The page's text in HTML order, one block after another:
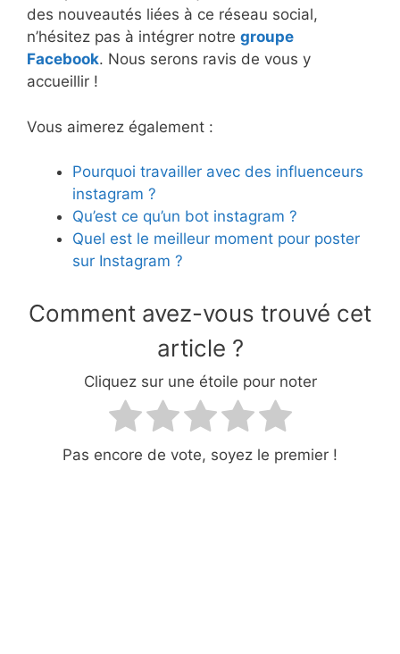
des nouveautés liées à ce réseau social,
n’hésitez pas à intégrer notre groupe
Facebook. Nous serons ravis de vous y
accueillir !
Vous aimerez également :
Pourquoi travailler avec des influenceurs
instagram ?
Qu’est ce qu’un bot instagram ?
Quel est le meilleur moment pour poster
sur Instagram ?
Comment avez-vous trouvé cet
article ?
Cliquez sur une étoile pour noter
Pas encore de vote, soyez le premier !